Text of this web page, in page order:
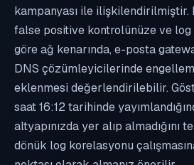
kampanyası ile ilişkilendirilmiştir.
false positive kontrolünüze ve
göre ağ kenarında, e-posta
DNS çözümleyicilerinde
eklenmesi değerlendirilebilir.
saat 16:12 tarihinde
altyapınızda yer alıp almadığını
dönük log korelasyonu